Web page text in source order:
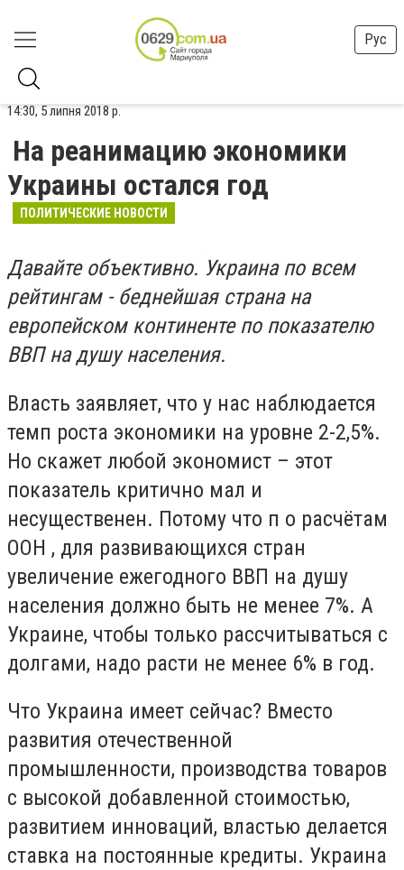
Рус
14:30, 5 липня 2018 р.
На реанимацию экономики
Украины остался год
ПОЛИТИЧЕСКИЕ НОВОСТИ
Давайте объективно. Украина по всем
рейтингам - беднейшая страна на
европейском континенте по показателю
ВВП на душу населения.
Власть заявляет, что у нас наблюдается
темп роста экономики на уровне 2-2,5%.
Но скажет любой экономист – этот
показатель критично мал и
несущественен. Потому что п о расчётам
ООН , для развивающихся стран
увеличение ежегодного ВВП на душу
населения должно быть не менее 7%. А
Украине, чтобы только рассчитываться с
долгами, надо расти не менее 6% в год.
Что Украина имеет сейчас? Вместо
развития отечественной
промышленности, производства товаров
с высокой добавленной стоимостью,
развитием инноваций, властью делается
ставка на постоянные кредиты. Украина